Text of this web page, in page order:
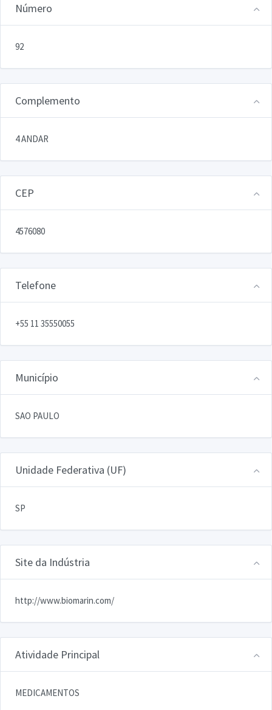
Número
92
Complemento
4 ANDAR
CEP
4576080
Telefone
+55 11 35550055
Município
SAO PAULO
Unidade Federativa (UF)
SP
Site da Indústria
http://www.biomarin.com/
Atividade Principal
MEDICAMENTOS